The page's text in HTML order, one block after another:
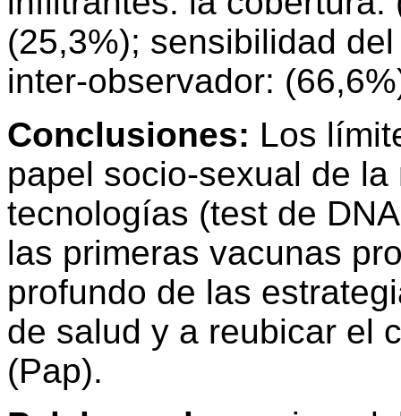
(25,3%); sensibilidad
inter-observador:
Conclusiones: Los
papel socio-sexual de
tecnologías (test de
las primeras vacunas
profundo de las
de salud y a reubicar el
(Pap).